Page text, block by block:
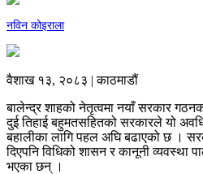
नविन कोइराला
वैशाख १३, २०८३ | काठमाडौं
बालेन्द्र शाहको नेतृत्वमा नयाँ सरकार
दुई तिहाई बहुमतसहितको सरकारले यो
बहालीका लागि पहल अघि बढाएको छ ।
दिएपनि विधिको शासन र कानूनी व्यवस्था
भएका छन् ।